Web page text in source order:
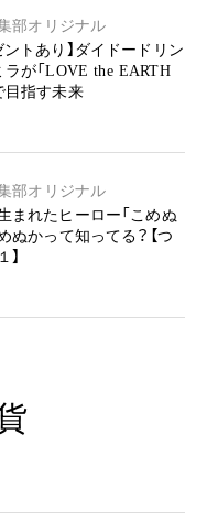
部オリジナル
ントあり】ダイドードリン
ラが「LOVE the EARTH
目指す未来
部オリジナル
まれたヒーロー「こめぬ
ぬかって知ってる？【つ